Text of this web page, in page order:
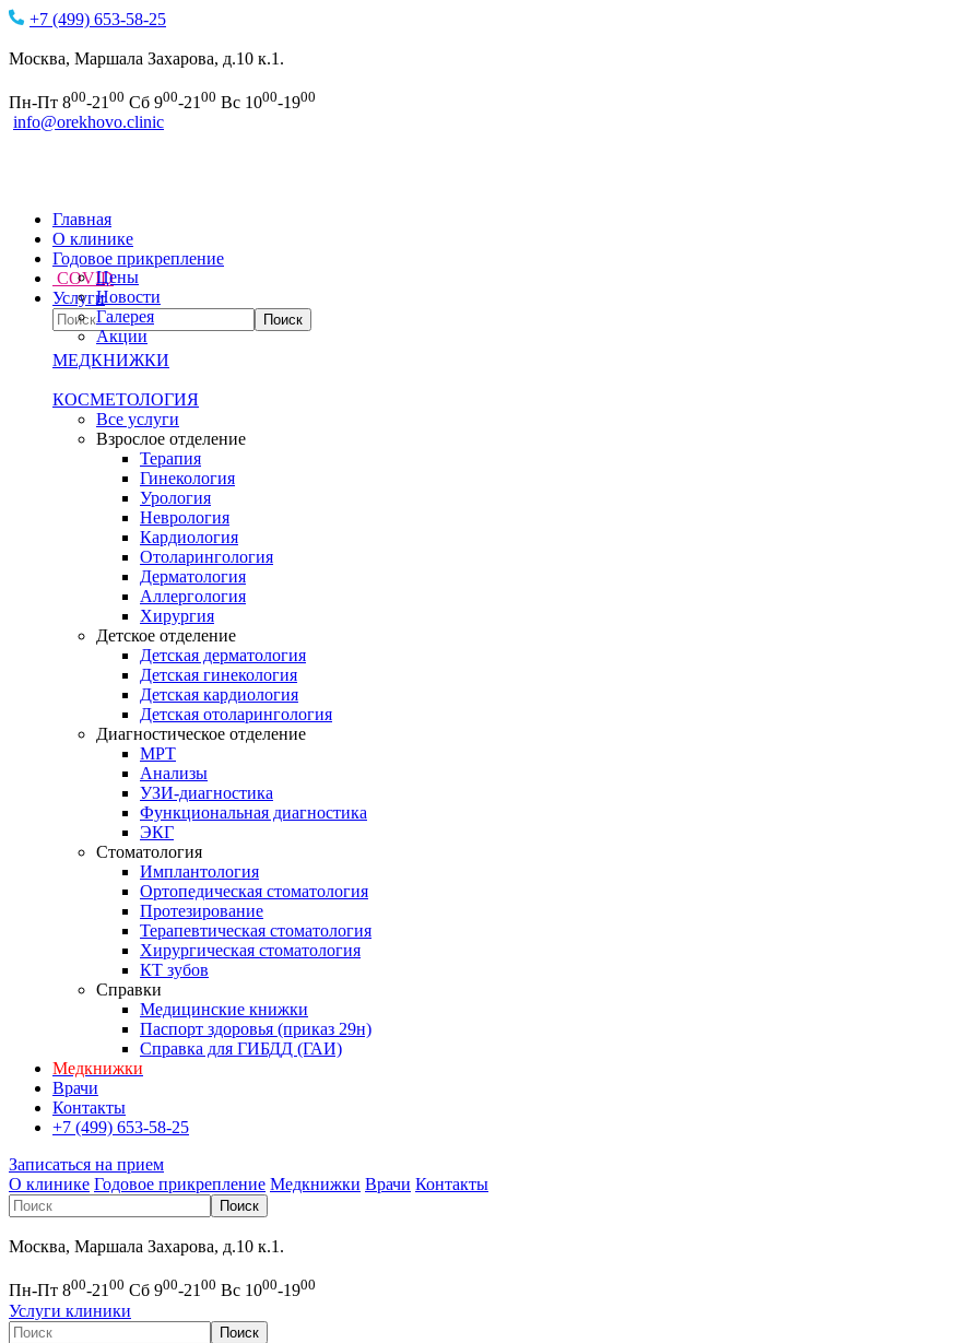
+7 (499) 653-58-25
Москва, Маршала Захарова, д.10 к.1.
Пн-Пт 800-21 00 Сб 900-21 00 Вс 1000-1900
info@orekhovo.clinic
Главная
О клинике
Цены
Новости
Галерея
Акции
Годовое прикрепление
COVID
Услуги
МЕДКНИЖКИ
КОСМЕТОЛОГИЯ
Все услуги
Взрослое отделение
Терапия
Гинекология
Урология
Неврология
Кардиология
Отоларингология
Дерматология
Аллергология
Хирургия
Детское отделение
Детская дерматология
Детская гинекология
Детская кардиология
Детская отоларингология
Диагностическое отделение
МРТ
Анализы
УЗИ-диагностика
Функциональная диагностика
ЭКГ
Стоматология
Имплантология
Ортопедическая стоматология
Протезирование
Терапевтическая стоматология
Хирургическая стоматология
КТ зубов
Справки
Медицинские книжки
Паспорт здоровья (приказ 29н)
Справка для ГИБДД (ГАИ)
Медкнижки
Врачи
Контакты
+7 (499) 653-58-25
Записаться на прием
О клинике Годовое прикрепление Медкнижки Врачи Контакты
Москва, Маршала Захарова, д.10 к.1.
Пн-Пт 800-2100 Сб 900-2100 Вс 1000-1900
Услуги клиники